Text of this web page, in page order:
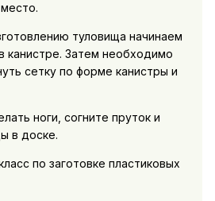
туловища начинаем
канистре. Затем необходимо
сетку по форме канистры и
ноги, согните пруток и
в доске.
по заготовке пластиковых